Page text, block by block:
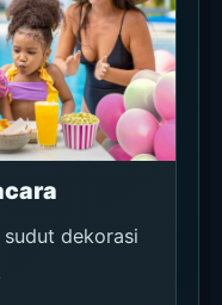
dekorasi